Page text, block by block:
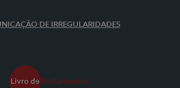
DE IRREGULARIDADES